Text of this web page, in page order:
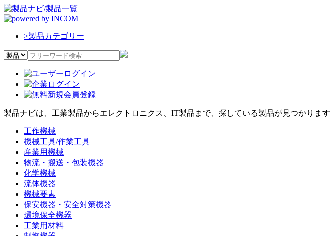
>製品カテゴリー
製品ナビは、工業製品からエレクトロニクス、IT製品まで、探している製品が見つかります
工作機械
機械工具/作業工具
産業用機械
物流・搬送・包装機器
化学機械
流体機器
機械要素
保安機器・安全対策機器
環境保全機器
工業用材料